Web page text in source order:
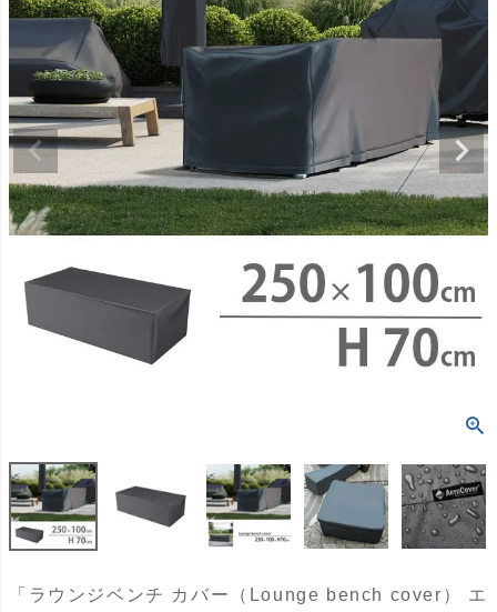
「ラウンジベンチ カバー（Lounge bench cover） エ